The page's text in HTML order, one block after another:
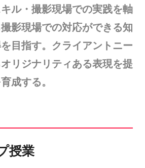
ル・撮影現場での実践を軸
影現場での対応ができる知
目指す。クライアントニー
リジナリティある表現を提
成する。
授業